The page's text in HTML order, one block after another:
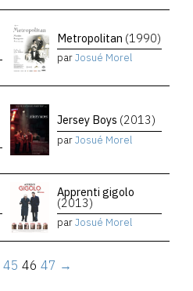
Metropolitan (1990)
parJosué Morel
Jersey Boys (2013)
parJosué Morel
Apprenti gigolo
(2013)
parJosué Morel
45 46 47 →